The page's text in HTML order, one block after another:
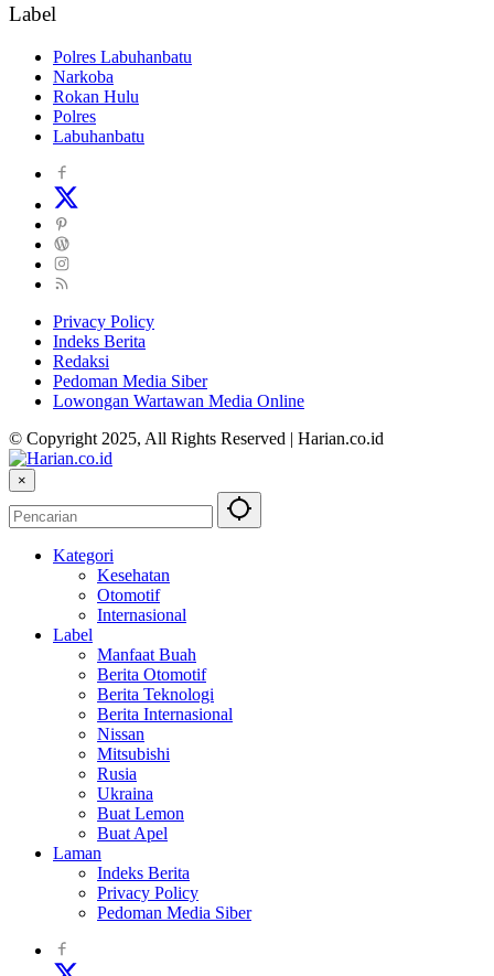
Label
Polres Labuhanbatu
Narkoba
Rokan Hulu
Polres
Labuhanbatu
Privacy Policy
Indeks Berita
Redaksi
Pedoman Media Siber
Lowongan Wartawan Media Online
© Copyright 2025, All Rights Reserved | Harian.co.id
×
Kategori
Kesehatan
Otomotif
Internasional
Label
Manfaat Buah
Berita Otomotif
Berita Teknologi
Berita Internasional
Nissan
Mitsubishi
Rusia
Ukraina
Buat Lemon
Buat Apel
Laman
Indeks Berita
Privacy Policy
Pedoman Media Siber